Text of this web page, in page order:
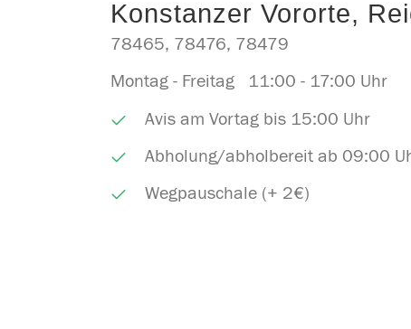
Konstanzer Vororte,
78465, 78476, 78479
Montag - Freitag 11:00 - 17:00
Avis am Vortag bis 15:00 Uhr
Abholung/abholbereit ab 09:00
Wegpauschale (+ 2€)